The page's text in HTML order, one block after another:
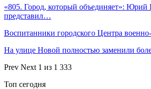
«805. Город, который объединяет»: Юрий
представил…
Воспитанники городского Центра
На улице Новой полностью заменили
Prev Next 1 из 1 333
Топ сегодня